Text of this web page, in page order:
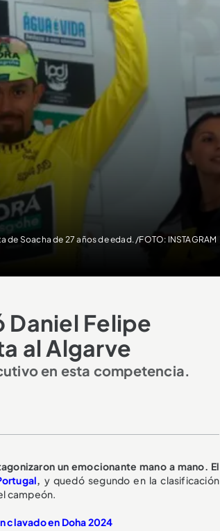
de Soacha de 27 años de edad. /FOTO: INSTAGRAM
Daniel Felipe
al Algarve
en esta competencia.
un emocionante mano a mano. El
, y quedó segundo en la clasificación
campeón.
clavado en Doha 2024